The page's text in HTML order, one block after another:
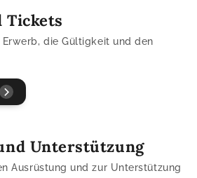
Tickets
die Gültigkeit und den
Unterstützung
Ausrüstung und zur Unterstützung